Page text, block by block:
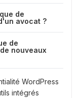
de
avocat ?
de
nouveaux
WordPress
intégrés